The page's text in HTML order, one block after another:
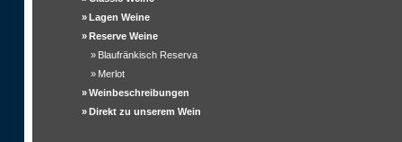
»Lagen Weine
»Reserve Weine
» Blaufränkisch Reserva
» Merlot
»Weinbeschreibungen
»Direkt zu unserem Wein